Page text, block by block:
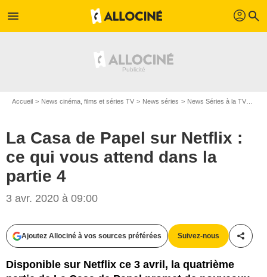
menu profil search
Accueil News cinéma, films et séries TV News séries News Séries à la TV
La Casa de Papel sur Netflix :
ce qui vous attend dans la
partie 4
3 avr. 2020 à 09:00
Ajoutez Allociné à vos sources préférées Suivez-nous
Disponible sur Netflix ce 3 avril, la quatrième